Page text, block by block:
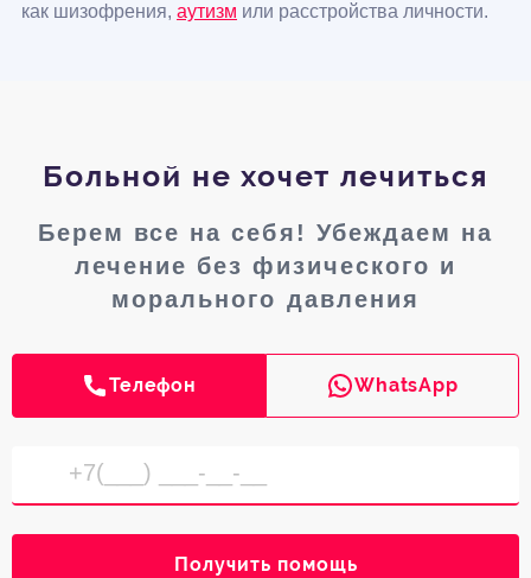
как шизофрения, аутизм или расстройства личности.
Больной не хочет лечиться
Берем все на себя! Убеждаем на
лечение без физического и
морального давления
Телефон WhatsApp
Получить помощь